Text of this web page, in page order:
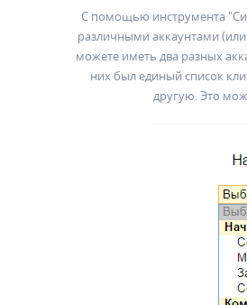
С помощью инструмента
различными аккаунтами
можете иметь два разных
них был единый список
другую. Это